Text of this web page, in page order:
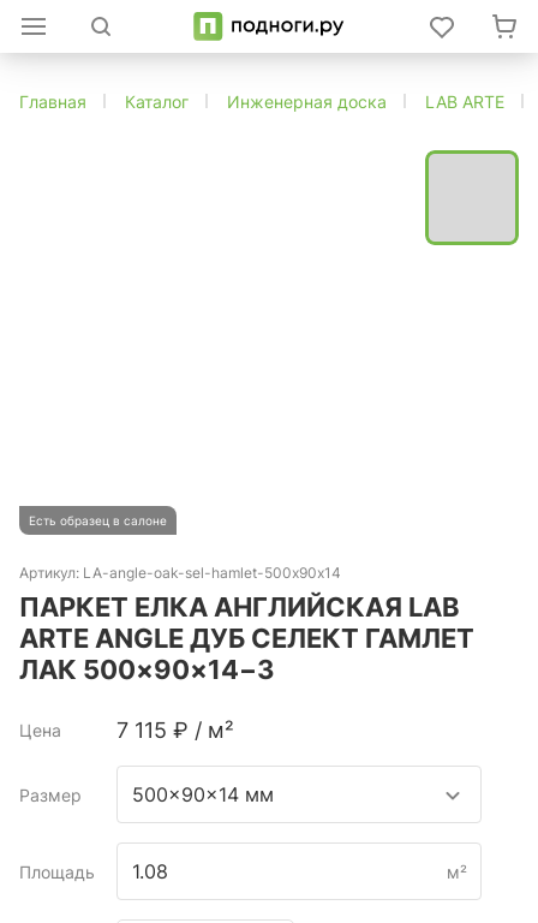
Главная Каталог Инженерная доска LAB ARTE
Есть образец в салоне
Артикул: LA-angle-oak-sel-hamlet-500х90х14
ПАРКЕТ ЕЛКА АНГЛИЙСКАЯ LAB
ARTE ANGLE ДУБ СЕЛЕКТ ГАМЛЕТ
ЛАК 500×90×14−3
Цена 7 115 ₽ / м²
Размер 500x90x14 мм
Площадь м²